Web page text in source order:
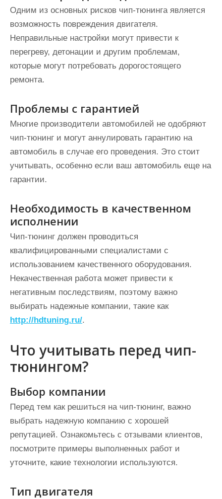
Одним из основных рисков чип-тюнинга является
возможность повреждения двигателя.
Неправильные настройки могут привести к
перегреву, детонации и другим проблемам,
которые могут потребовать дорогостоящего
ремонта.
Проблемы с гарантией
Многие производители автомобилей не одобряют
чип-тюнинг и могут аннулировать гарантию на
автомобиль в случае его проведения. Это стоит
учитывать, особенно если ваш автомобиль еще на
гарантии.
Необходимость в качественном
исполнении
Чип-тюнинг должен проводиться
квалифицированными специалистами с
использованием качественного оборудования.
Некачественная работа может привести к
негативным последствиям, поэтому важно
выбирать надежные компании, такие как
http://hdtuning.ru/.
Что учитывать перед чип-
тюнингом?
Выбор компании
Перед тем как решиться на чип-тюнинг, важно
выбрать надежную компанию с хорошей
репутацией. Ознакомьтесь с отзывами клиентов,
посмотрите примеры выполненных работ и
уточните, какие технологии используются.
Тип двигателя